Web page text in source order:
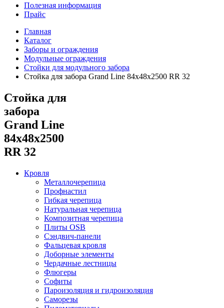
Полезная информация
Прайс
Главная
Каталог
Заборы и ограждения
Модульные ограждения
Стойки для модульного забора
Стойка для забора Grand Line 84х48х2500 RR 32
Стойка для
забора
Grand Line
84х48х2500
RR 32
Кровля
Металлочерепица
Профнастил
Гибкая черепица
Натуральная черепица
Композитная черепица
Плиты OSB
Сэндвич-панели
Фальцевая кровля
Доборные элементы
Чердачные лестницы
Флюгеры
Софиты
Пароизоляция и гидроизоляция
Саморезы